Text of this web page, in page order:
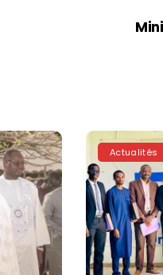
Actualités